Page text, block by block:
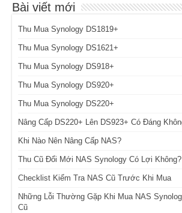
Bài viết mới
Thu Mua Synology DS1819+
Thu Mua Synology DS1621+
Thu Mua Synology DS918+
Thu Mua Synology DS920+
Thu Mua Synology DS220+
Nâng Cấp DS220+ Lên DS923+ Có Đáng
Khi Nào Nên Nâng Cấp NAS?
Thu Cũ Đổi Mới NAS Synology Có Lợi Không?
Checklist Kiểm Tra NAS Cũ Trước Khi Mua
Những Lỗi Thường Gặp Khi Mua NAS
Cũ